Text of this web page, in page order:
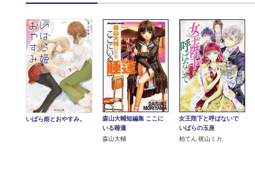
いばら姫とおやすみ。
森山大輔短編集 ここに
いる睡蓮
森山大輔
女王陛下と呼ばないで
いばらの玉座
柏てん 梶山ミカ